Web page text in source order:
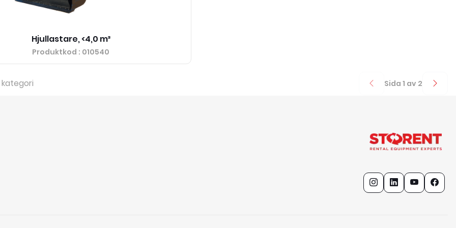
Hjullastare, <4,0 m³
Produktkod : 010540
Sida 1 av 2